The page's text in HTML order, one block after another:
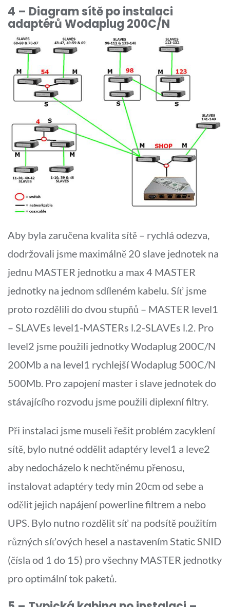
4 – Diagram sítě po instalaci
adaptérů Wodaplug 200C/N
Aby byla zaručena kvalita sítě – rychlá odezva,
dodržovali jsme maximálně 20 slave jednotek na
jednu MASTER jednotku a max 4 MASTER
jednotky na jednom sdíleném kabelu. Síť jsme
proto rozdělili do dvou stupňů – MASTER level1
– SLAVEs level1-MASTERs l.2-SLAVEs l.2. Pro
level2 jsme použili jednotky Wodaplug 200C/N
200Mb a na level1 rychlejší Wodaplug 500C/N
500Mb. Pro zapojení master i slave jednotek do
stávajícího rozvodu jsme použili diplexní filtry.
Při instalaci jsme museli řešit problém zacyklení
sítě, bylo nutné oddělit adaptéry level1 a leve2
aby nedocházelo k nechtěnému přenosu,
instalovat adaptéry tedy min 20cm od sebe a
odělit jejich napájení powerline filtrem a nebo
UPS. Bylo nutno rozdělit síť na podsítě použitím
různých síťových hesel a nastavením Static SNID
(čísla od 1 do 15) pro všechny MASTER jednotky
pro optimální tok paketů.